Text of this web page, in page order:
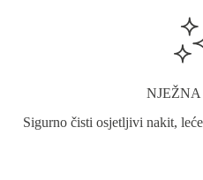
NJEŽNA
Sigurno čisti osjetljivi nakit,